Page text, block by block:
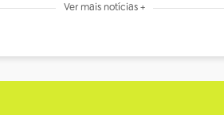
Ver mais notícias +